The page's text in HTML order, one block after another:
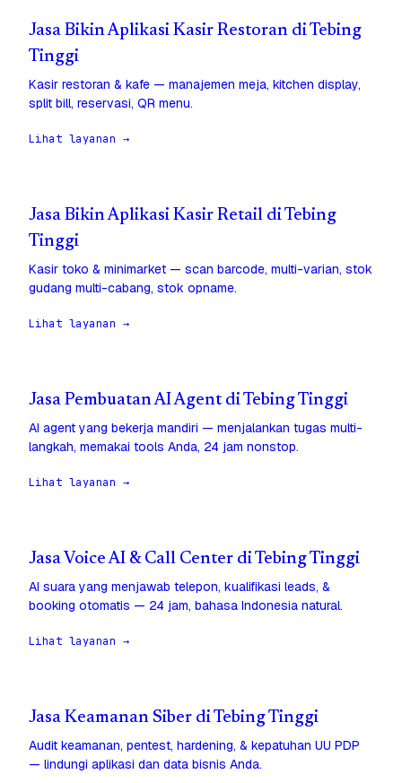
Jasa Bikin Aplikasi Kasir Restoran di Tebing
Tinggi
Kasir restoran & kafe — manajemen meja, kitchen display,
split bill, reservasi, QR menu.
Lihat layanan →
Jasa Bikin Aplikasi Kasir Retail di Tebing
Tinggi
Kasir toko & minimarket — scan barcode, multi-varian, stok
gudang multi-cabang, stok opname.
Lihat layanan →
Jasa Pembuatan AI Agent di Tebing Tinggi
AI agent yang bekerja mandiri — menjalankan tugas multi-
langkah, memakai tools Anda, 24 jam nonstop.
Lihat layanan →
Jasa Voice AI & Call Center di Tebing Tinggi
AI suara yang menjawab telepon, kualifikasi leads, &
booking otomatis — 24 jam, bahasa Indonesia natural.
Lihat layanan →
Jasa Keamanan Siber di Tebing Tinggi
Audit keamanan, pentest, hardening, & kepatuhan UU PDP
— lindungi aplikasi dan data bisnis Anda.